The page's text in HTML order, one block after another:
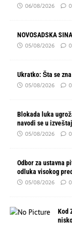
06/08/2026 0
NOVOSADSKA
05/08/2026 0
Ukratko: Šta se
05/08/2026 0
Blokada luka
navodi se u
05/08/2026 0
Odbor za ustavna
odluka visokog
05/08/2026 0
Kod